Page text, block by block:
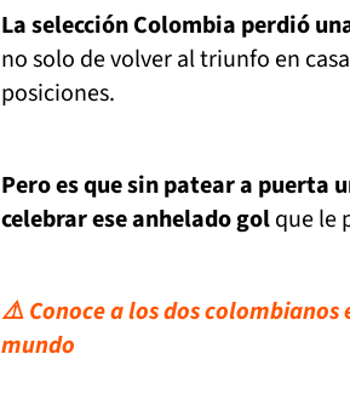
La selección Colombia perdió
no solo de volver al triunfo en
posiciones.
Pero es que sin patear a puerta
celebrar ese anhelado golque le
⚠️ Conoce a los dos colombianos
mundo